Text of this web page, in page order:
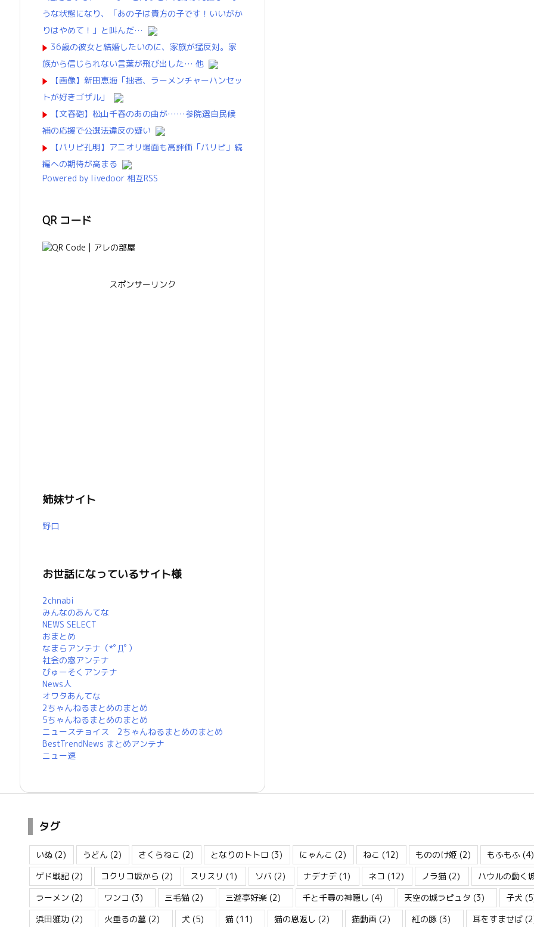
うな状態になり、「あの子は貴方の子です！いいがか
りはやめて！」と叫んだ…
36歳の彼女と結婚したいのに、家族が猛反対。家
族から信じられない言葉が飛び出した… 他
【画像】新田恵海「拙者、ラーメンチャーハンセッ
トが好きゴザル」
【文春砲】松山千春のあの曲が……参院選自民候
補の応援で公選法違反の疑い
【パリピ孔明】アニオリ場面も高評価「パリピ」続
編への期待が高まる
Powered by livedoor 相互RSS
QR コード
スポンサーリンク
姉妹サイト
野口
お世話になっているサイト様
2chnabi
みんなのあんてな
NEWS SELECT
おまとめ
なまらアンテナ（*ﾟДﾟ）
社会の窓アンテナ
びゅーそくアンテナ
News人
オワタあんてな
2ちゃんねるまとめのまとめ
5ちゃんねるまとめのまとめ
ニュースチョイス 2ちゃんねるまとめのまとめ
BestTrendNews まとめアンテナ
ニュー速
タグ
いぬ (2) うどん (2) さくらねこ (2) となりのトトロ (3) にゃんこ (2) ねこ (12) もののけ姫 (2) もふもふ (4)
ゲド戦記 (2) コクリコ坂から (2) スリスリ (1) ソバ (2) ナデナデ(1) ネコ (12) ノラ猫 (2)
ハウルの動く
ラーメン (2) ワンコ (3) 三毛猫 (2) 三遊亭好楽(2) 千と千尋の神隠し (4) 天空の城ラピュタ (3) 子犬
浜田雅功 (2) 火垂るの墓 (2) 犬 (5) 猫 (11) 猫の恩返し (2) 猫動画 (2) 紅の豚 (3) 耳をすませば